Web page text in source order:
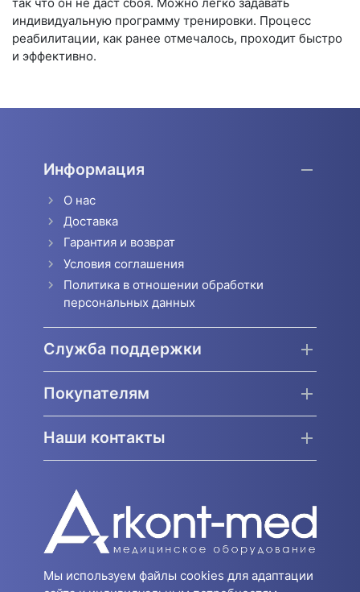
так что он не даст сбоя. Можно легко задавать
индивидуальную программу тренировки. Процесс
реабилитации, как ранее отмечалось, проходит быстро
и эффективно.
Информация
О нас
Доставка
Гарантия и возврат
Условия соглашения
Политика в отношении обработки
персональных данных
Служба поддержки
Покупателям
Наши контакты
Мы используем файлы cookies для адаптации